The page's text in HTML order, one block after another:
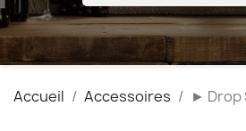
Accueil Accessoires ► Drop